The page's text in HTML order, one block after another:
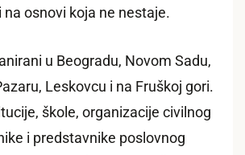
osnovi koja ne nestaje.
u Beogradu, Novom Sadu,
Leskovcu i na Fruškoj gori.
škole, organizacije civilnog
i predstavnike poslovnog